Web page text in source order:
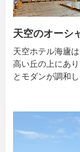
天空のオーシ
天空ホテル海廬
高い丘の上にあ
とモダンが調和